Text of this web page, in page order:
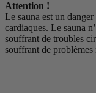
Attention !
Le sauna est un
cardiaques. Le sauna
souffrant de troubles
souffrant de problèmes